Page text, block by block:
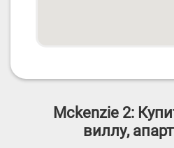
Mckenzie 2:
виллу,